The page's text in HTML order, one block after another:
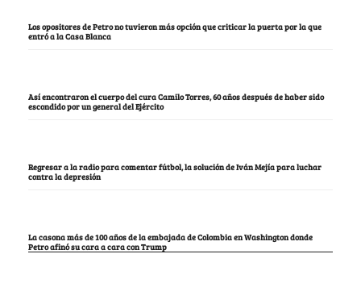
Los opositores de Petro no tuvieron más opción que criticar la puerta por la que
entró a la Casa Blanca
Así encontraron el cuerpo del cura Camilo Torres, 60 años después de haber sido
escondido por un general del Ejército
Regresar a la radio para comentar fútbol, la solución de Iván Mejía para luchar
contra la depresión
La casona más de 100 años de la embajada de Colombia en Washington donde
Petro afinó su cara a cara con Trump